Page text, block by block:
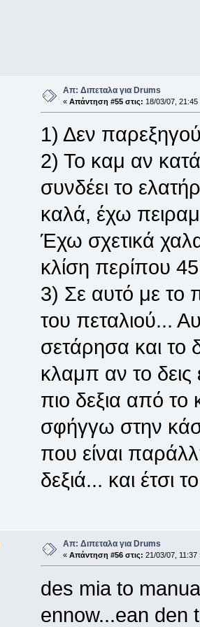
Απ: Διπεταλα για Drums
« Απάντηση #55 στις: 18/03/07, 21:45
1) Δεν
2) Το καμ αν
συνδέει το
καλά, έχω
Έχω σχετικά
κλίση περίπου
3) Σε αυτό με το
του πεταλιού...
σετάρησα και
κλαμπ αν το δεις
πιο δεξια από το
σφήγγω στην
που είναι
δεξιά... και έτσι
Απ: Διπεταλα για Drums
« Απάντηση #56 στις: 21/03/07, 11:37
des mia to
ennow...ean den